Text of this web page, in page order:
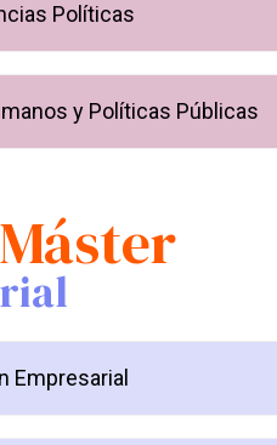
Políticas
y Políticas Públicas
Empresarial